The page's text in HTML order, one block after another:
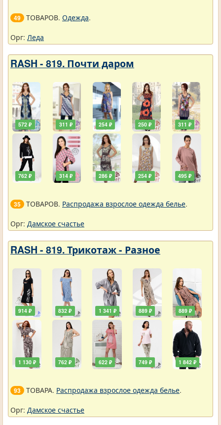
49 ТОВАРОВ. Одежда.
Орг: Леда
RASH - 819. Почти даром
572 ₽
762 ₽
311 ₽
314 ₽
254 ₽
286 ₽
250 ₽
254 ₽
311 ₽
495 ₽
35 ТОВАРОВ. Распродажа взрослое одежда белье.
Орг: Дамское счастье
RASH - 819. Трикотаж - Разное
914 ₽
1 130 ₽
832 ₽
762 ₽
1 341 ₽
622 ₽
889 ₽
749 ₽
889 ₽
1 842 ₽
93 ТОВАРА. Распродажа взрослое одежда белье.
Орг: Дамское счастье